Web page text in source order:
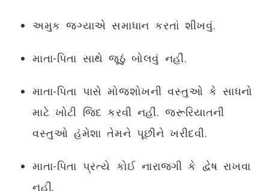
અમુક જગ્યાએ સમાધાન કરતાં શીખવું.
માતા-પિતા સાથે જૂઠું બોલવું નહીં.
માતા-પિતા પાસે મોજશોખની વસ્તુઓ કે સાધનો
માટે ખોટી જિદ કરવી નહીં. જરૂરિયાતની
વસ્તુઓ હંમેશા તેમને પૂછીને ખરીદવી.
માતા-પિતા પ્રત્યે કોઈ નારાજગી કે દ્વેષ રાખવા
નહીં.